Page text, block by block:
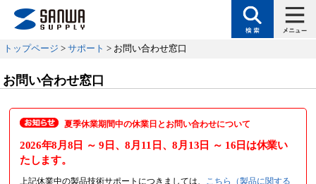
トップページ > サポート > お問い合わせ窓口
お問い合わせ窓口
夏季休業期間中の休業日とお問い合わせについて
2026年8月8日 ～ 9日 、8月11日 、8月13日 ～ 16日 は休業い
たします。
上記休業中の製品技術サポートにつきましては、
こちら（製品に関する